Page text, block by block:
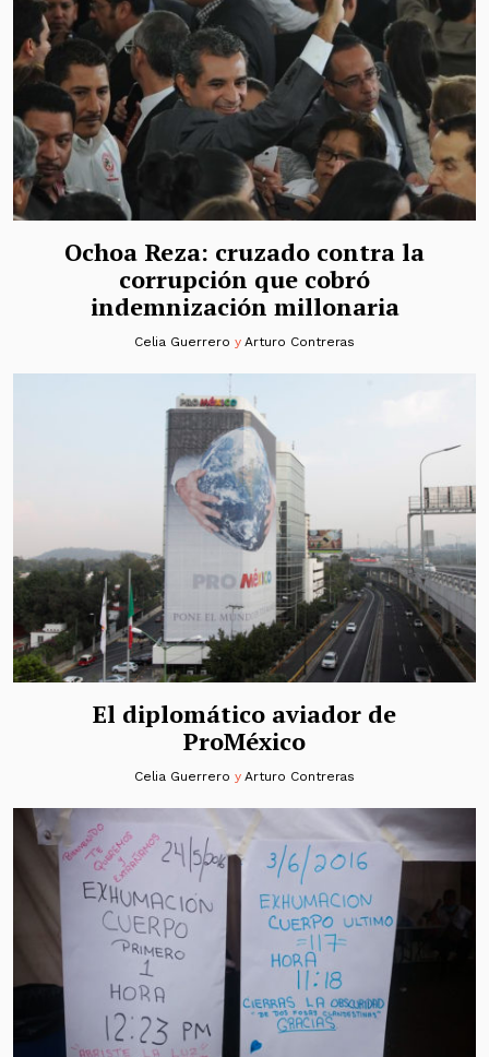
Ochoa Reza: cruzado contra la
corrupción que cobró
indemnización millonaria
Celia Guerrero yArturo Contreras
El diplomático aviador de
ProMéxico
Celia Guerrero yArturo Contreras